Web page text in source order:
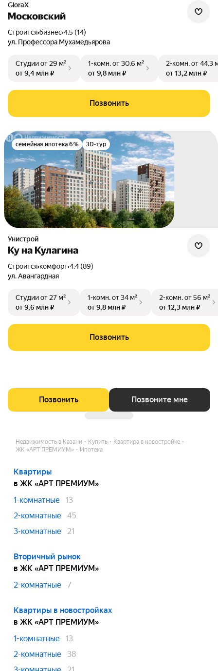
GloraX
Московский
Строится•бизнес•4.5 (14)
ул. Профессора Мухамедьярова
Студииот 29 м²
от 9,4 млн ₽
1-комн.от 30,6 м²
от 9,8 млн ₽
2-комн.от 44,3
от 13,2 млн ₽
Позвонить
семейная ипотека 6% 3D-тур
Унистрой
Ку на Кулагина
Строится•комфорт•4.4 (89)
ул. Авангардная
Студииот 27 м²
от 9,6 млн ₽
1-комн.от 34 м²
от 9,8 млн ₽
2-комн.от 56 м²
от 12,3 млн ₽
Позвонить
Позвонить Позвоните мне
Недвижимость в Казани Купить
Квартира в новостройке
ЖК «АРТ ПРЕМИУМ»
Ипотека
Квартиры
в ЖК «АРТ ПРЕМИУМ»
1-комнатные
13
2-комнатные
45
3-комнатные
21
Вторичный рынок
в ЖК «АРТ ПРЕМИУМ»
2-комнатные
7
Квартиры в новостройках
в ЖК «АРТ ПРЕМИУМ»
1-комнатные
13
2-комнатные
38